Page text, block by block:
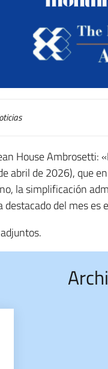
House Ambrosetti:
abril de 2026), que
la simplificación
del mes es